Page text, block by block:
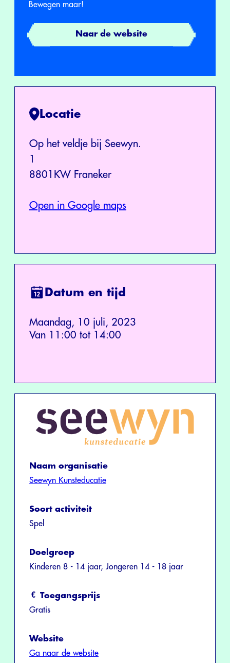
Bewegen maar!
Naar de website
Locatie
Op het veldje bij Seewyn.
1
8801KW Franeker
Open in Google maps
Datum en tijd
Maandag, 10 juli, 2023
Van 11:00 tot 14:00
Naam organisatie
Seewyn Kunsteducatie
Soort activiteit
Spel
Doelgroep
Kinderen 8 - 14 jaar, Jongeren 14 - 18 jaar
Toegangsprijs
Gratis
Website
Ga naar de website